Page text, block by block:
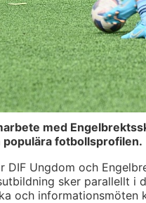
med
populära fotbollsprofilen.
DIF Ungdom och
sker parallellt i
och informationsmöten